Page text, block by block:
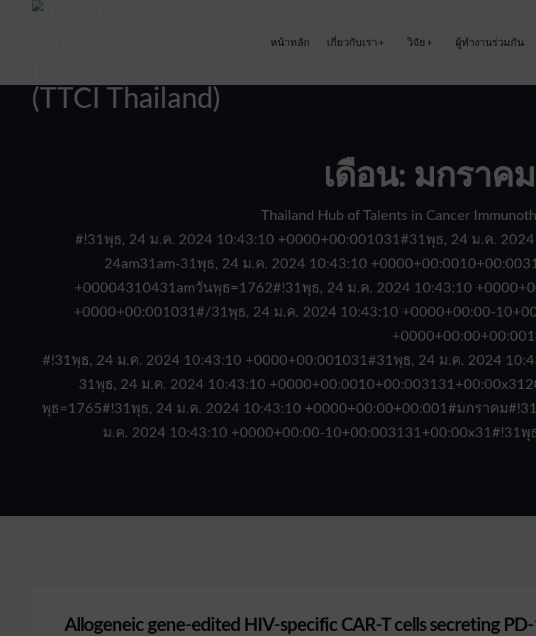
หน้าหลัก เกี่ยวกับเรา วิจัย ผู้ทำงานร่วมกัน
เดือน: มกราค
Thailand Hub of Talents in Cancer
#!31พุธ, 24 ม.ค. 2024 10:43:10 +0000+00:001031#31พุธ, 24 ม.ค.
24am31am-31พุธ, 24 ม.ค. 2024 10:43:10
+00004310431amวันพุธ=1762#!31พุธ, 24 ม.ค. 2024 10:43:10
+0000+00:001031#/31พุธ, 24 ม.ค. 2024 10:43:10 +0000+00:00-
#!31พุธ, 24 ม.ค. 2024 10:43:10 +0000+00:001031#31พุธ, 24 ม.ค. 2024
31พุธ, 24 ม.ค. 2024 10:43:10
พุธ=1765#!31พุธ, 24 ม.ค. 2024 10:43:10 +0000+00:00+00:001#มกราคม
ม.ค. 2024 10:43:10 +0000+00:00-10+00:003131+00:00x31#!31
Allogeneic gene-edited HIV-specific CAR-T cells secreting